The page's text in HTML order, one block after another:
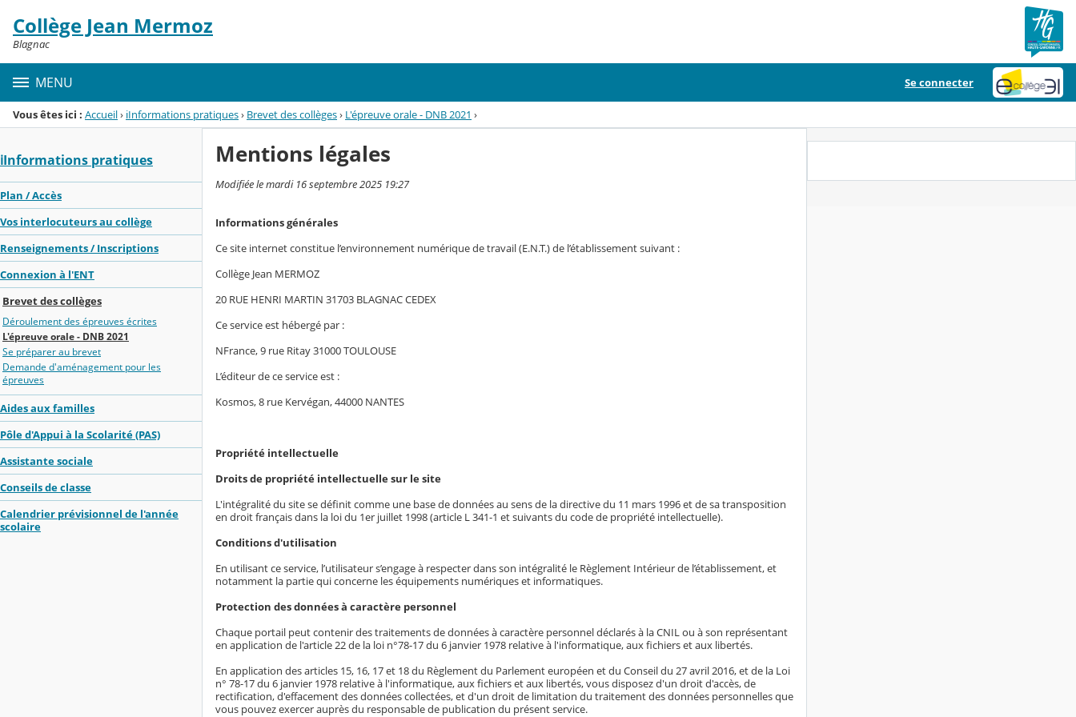
Menu de la rubrique
Contenu
Collège Jean Mermoz
Blagnac
MENU Se connecter
Vous êtes ici : Accueil› ℹ️Informations pratiques› Brevet des collèges› L'épreuve orale - DNB 2021 ›
ℹ️Informations pratiques
Plan / Accès
Vos interlocuteurs au collège
Renseignements / Inscriptions
Connexion à l'ENT
Brevet des collèges
Déroulement des épreuves écrites
L'épreuve orale - DNB 2021
Se préparer au brevet
Demande d'aménagement pour les
épreuves
Aides aux familles
Pôle d'Appui à la Scolarité (PAS)
Assistante sociale
Conseils de classe
Calendrier prévisionnel de l'année
scolaire
Mentions légales
Modifiée le mardi 16 septembre 2025 19:27
Informations générales
Ce site internet constitue l’environnement numérique de travail (E.N.T.) de l’établissement suivant :
Collège Jean MERMOZ
20 RUE HENRI MARTIN 31703 BLAGNAC CEDEX
Ce service est hébergé par :
NFrance, 9 rue Ritay 31000 TOULOUSE
L’éditeur de ce service est :
Kosmos, 8 rue Kervégan, 44000 NANTES
Propriété intellectuelle
Droits de propriété intellectuelle sur le site
L'intégralité du site se définit comme une base de données au sens de la directive du 11 mars 1996 et de sa transposition
en droit français dans la loi du 1er juillet 1998 (article L 341-1 et suivants du code de propriété intellectuelle).
Conditions d'utilisation
En utilisant ce service, l’utilisateur s’engage à respecter dans son intégralité le Règlement Intérieur de l’établissement, et
notamment la partie qui concerne les équipements numériques et informatiques.
Protection des données à caractère personnel
Chaque portail peut contenir des traitements de données à caractère personnel déclarés à la CNIL ou à son représentant
en application de l'article 22 de la loi n°78-17 du 6 janvier 1978 relative à l'informatique, aux fichiers et aux libertés.
En application des articles 15, 16, 17 et 18 du Règlement du Parlement européen et du Conseil du 27 avril 2016, et de la Loi
n° 78-17 du 6 janvier 1978 relative à l'informatique, aux fichiers et aux libertés, vous disposez d'un droit d'accès, de
rectification, d'effacement des données collectées, et d'un droit de limitation du traitement des données personnelles que
vous pouvez exercer auprès du responsable de publication du présent service.